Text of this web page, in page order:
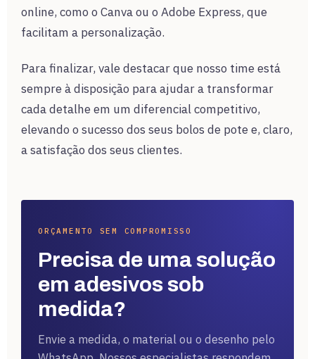
online, como o Canva ou o Adobe Express, que
facilitam a personalização.
Para finalizar, vale destacar que nosso time está
sempre à disposição para ajudar a transformar
cada detalhe em um diferencial competitivo,
elevando o sucesso dos seus bolos de pote e, claro,
a satisfação dos seus clientes.
ORÇAMENTO SEM COMPROMISSO
Precisa de uma solução
em adesivos sob
medida?
Envie a medida, o material ou o desenho pelo